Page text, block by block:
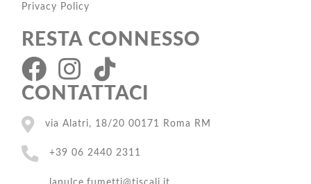
Privacy Policy
RESTA CONNESSO
CONTATTACI
via Alatri, 18/20 00171 Roma RM
+39 06 2440 2311